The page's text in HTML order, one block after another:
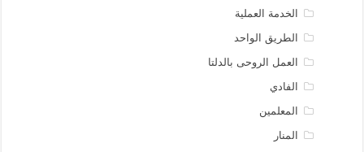
الخدمة العملية
الطريق الواحد
العمل الروحى بالدلتا
الفادي
المعلمين
المنار